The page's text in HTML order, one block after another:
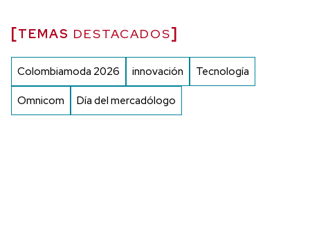
TEMAS DESTACADOS
Colombiamoda 2026 innovación Tecnología
Omnicom Día del mercadólogo